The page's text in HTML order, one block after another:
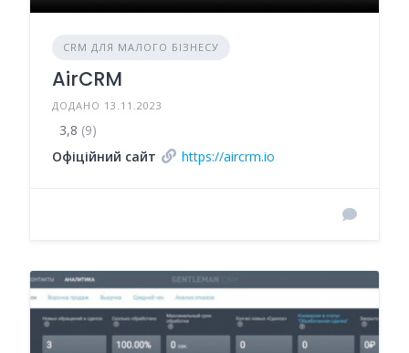
CRM ДЛЯ МАЛОГО БІЗНЕСУ
AirCRM
ДОДАНО 13.11.2023
3,8 (9)
Офіційний сайт
https://aircrm.io